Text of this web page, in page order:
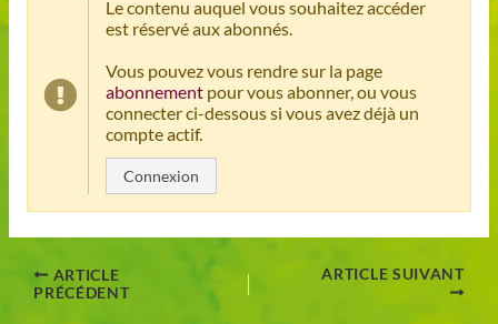
Le contenu auquel vous souhaitez accéder
est réservé aux abonnés.
Vous pouvez vous rendre sur la page
abonnementpour vous abonner, ou vous
connecter ci-dessous si vous avez déjà un
compte actif.
Connexion
ARTICLE
PRÉCÉDENT
ARTICLE SUIVANT